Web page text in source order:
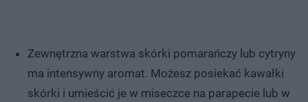
Zewnętrzna warstwa skórki pomarańczy lub cytryny
ma intensywny aromat. Możesz posiekać kawałki
skórki i umieścić je w miseczce na parapecie lub w